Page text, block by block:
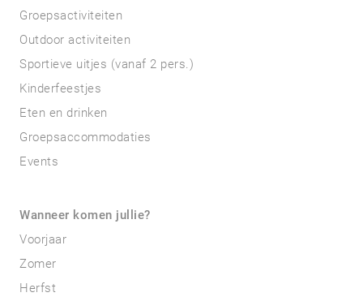
Groepsactiviteiten
Outdoor activiteiten
Sportieve uitjes (vanaf 2 pers.)
Kinderfeestjes
Eten en drinken
Groepsaccommodaties
Events
Wanneer komen jullie?
Voorjaar
Zomer
Herfst